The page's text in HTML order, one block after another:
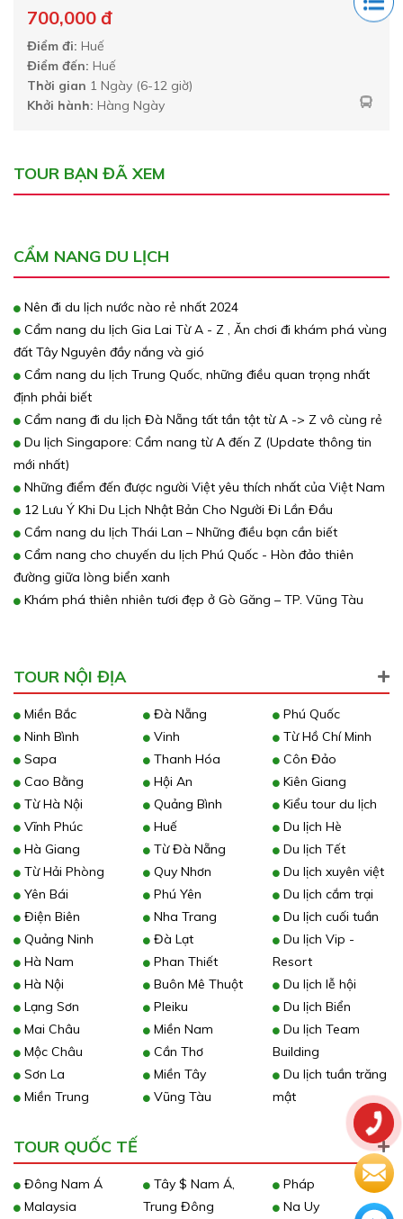
700,000 đ
Điểm đi: Huế
Điểm đến: Huế
Thời gian 1 Ngày (6-12 giờ)
Khởi hành: Hàng Ngày
TOUR BẠN ĐÃ XEM
CẨM NANG DU LỊCH
Nên đi du lịch nước nào rẻ nhất 2024
Cẩm nang du lịch Gia Lai Từ A - Z , Ăn chơi đi khám phá vùng
đất Tây Nguyên đầy nắng và gió
Cẩm nang du lịch Trung Quốc, những điều quan trọng nhất
định phải biết
Cẩm nang đi du lịch Đà Nẵng tất tần tật từ A -> Z vô cùng rẻ
Du lịch Singapore: Cẩm nang từ A đến Z (Update thông tin
mới nhất)
Những điểm đến được người Việt yêu thích nhất của Việt Nam
12 Lưu Ý Khi Du Lịch Nhật Bản Cho Người Đi Lần Đầu
Cẩm nang du lịch Thái Lan – Những điều bạn cần biết
Cẩm nang cho chuyến du lịch Phú Quốc - Hòn đảo thiên
đường giữa lòng biển xanh
Khám phá thiên nhiên tươi đẹp ở Gò Găng – TP. Vũng Tàu
TOUR NỘI ĐỊA
Miền Bắc
Ninh Bình
Sapa
Cao Bằng
Từ Hà Nội
Vĩnh Phúc
Hà Giang
Từ Hải Phòng
Yên Bái
Điện Biên
Quảng Ninh
Hà Nam
Hà Nội
Lạng Sơn
Mai Châu
Mộc Châu
Sơn La
Miền Trung
Đà Nẵng
Vinh
Thanh Hóa
Hội An
Quảng Bình
Huế
Từ Đà Nẵng
Quy Nhơn
Phú Yên
Nha Trang
Đà Lạt
Phan Thiết
Buôn Mê Thuột
Pleiku
Miền Nam
Cần Thơ
Miền Tây
Vũng Tàu
Phú Quốc
Từ Hồ Chí Minh
Côn Đảo
Kiên Giang
Kiểu tour du lịch
Du lịch Hè
Du lịch Tết
Du lịch xuyên việt
Du lịch cắm trại
Du lịch cuối tuần
Du lịch Vip -
Resort
Du lịch lễ hội
Du lịch Biển
Du lịch Team
Building
Du lịch tuần trăng
mật
TOUR QUỐC TẾ
Đông Nam Á
Malaysia
Tây $ Nam Á,
Trung Đông
Pháp
Na Uy